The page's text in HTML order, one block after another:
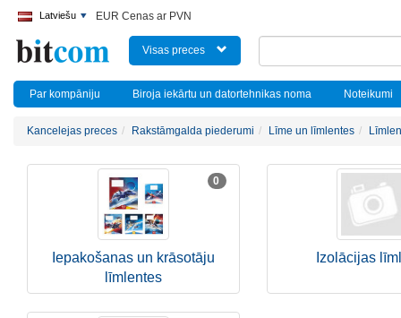
Latviešu EUR Cenas ar PVN
Visas preces
Par kompāniju Biroja iekārtu un datortehnikas noma Noteikumi
Kancelejas preces Rakstāmgalda piederumi Līme un līmlentes
0
Iepakošanas un krāsotāju
līmlentes
Izolācijas